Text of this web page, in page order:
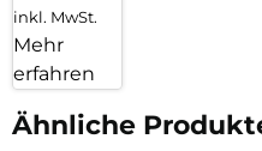
inkl. MwSt.
Mehr
erfahren
Ähnliche